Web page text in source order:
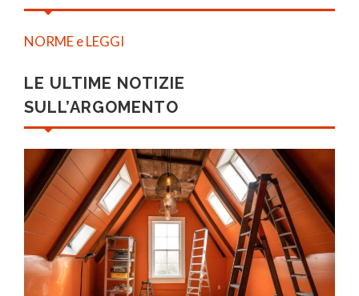
NORME e LEGGI
LE ULTIME NOTIZIE
SULL’ARGOMENTO